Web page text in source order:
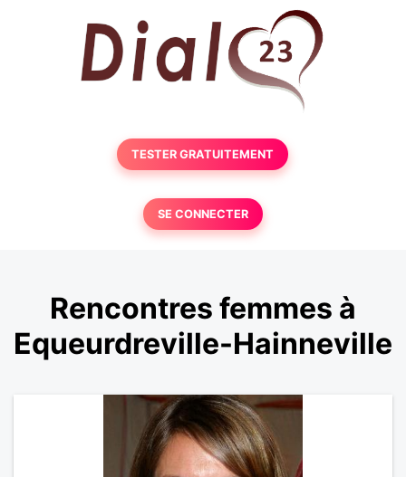
TESTER GRATUITEMENT
SE CONNECTER
Rencontres femmes à
Equeurdreville-Hainneville